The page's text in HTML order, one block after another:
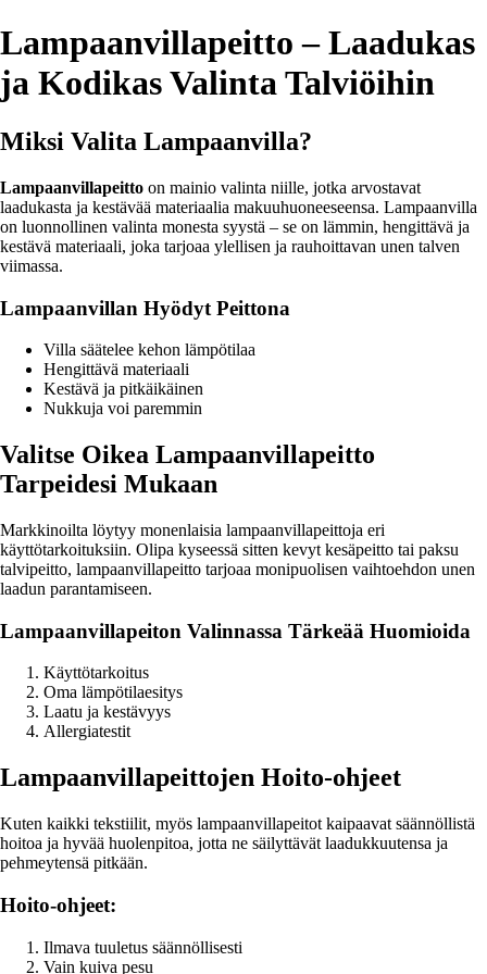
Lampaanvillapeitto – Laadukas
ja Kodikas Valinta Talviöihin
Miksi Valita Lampaanvilla?
Lampaanvillapeitto on mainio valinta niille, jotka arvostavat
laadukasta ja kestävää materiaalia makuuhuoneeseensa. Lampaanvilla
on luonnollinen valinta monesta syystä – se on lämmin, hengittävä ja
kestävä materiaali, joka tarjoaa ylellisen ja rauhoittavan unen talven
viimassa.
Lampaanvillan Hyödyt Peittona
Villa säätelee kehon lämpötilaa
Hengittävä materiaali
Kestävä ja pitkäikäinen
Nukkuja voi paremmin
Valitse Oikea Lampaanvillapeitto
Tarpeidesi Mukaan
Markkinoilta löytyy monenlaisia lampaanvillapeittoja eri
käyttötarkoituksiin. Olipa kyseessä sitten kevyt kesäpeitto tai paksu
talvipeitto, lampaanvillapeitto tarjoaa monipuolisen vaihtoehdon unen
laadun parantamiseen.
Lampaanvillapeiton Valinnassa Tärkeää Huomioida
Käyttötarkoitus
Oma lämpötilaesitys
Laatu ja kestävyys
Allergiatestit
Lampaanvillapeittojen Hoito-ohjeet
Kuten kaikki tekstiilit, myös lampaanvillapeitot kaipaavat säännöllistä
hoitoa ja hyvää huolenpitoa, jotta ne säilyttävät laadukkuutensa ja
pehmeytensä pitkään.
Hoito-ohjeet:
Ilmava tuuletus säännöllisesti
Vain kuiva pesu